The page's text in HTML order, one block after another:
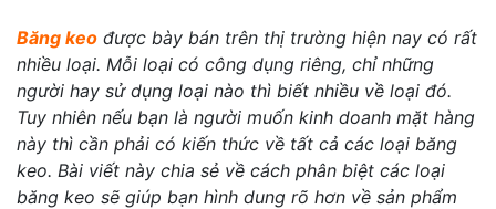
Băng keo được bày bán trên thị trường hiện nay có rất
nhiều loại. Mỗi loại có công dụng riêng, chỉ những
người hay sử dụng loại nào thì biết nhiều về loại đó.
Tuy nhiên nếu bạn là người muốn kinh doanh mặt hàng
này thì cần phải có kiến thức về tất cả các loại băng
keo. Bài viết này chia sẻ về cách phân biệt các loại
băng keo sẽ giúp bạn hình dung rõ hơn về sản phẩm